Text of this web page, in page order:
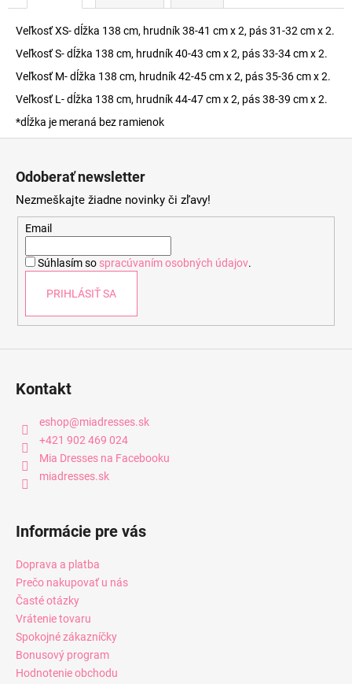
Veľkosť XS- dĺžka 138 cm, hrudník 38-41 cm x 2, pás 31-32 cm x 2.
Veľkosť S- dĺžka 138 cm, hrudník 40-43 cm x 2, pás 33-34 cm x 2.
Veľkosť M- dĺžka 138 cm, hrudník 42-45 cm x 2, pás 35-36 cm x 2.
Veľkosť L- dĺžka 138 cm, hrudník 44-47 cm x 2, pás 38-39 cm x 2.
*dĺžka je meraná bez ramienok
Odoberať newsletter
Nezmeškajte žiadne novinky či zľavy!
Email
Súhlasím so spracúvaním osobných údajov.
PRIHLÁSIŤ SA
Kontakt
eshop@miadresses.sk
+421 902 469 024
Mia Dresses na Facebooku
miadresses.sk
Informácie pre vás
Doprava a platba
Prečo nakupovať u nás
Časté otázky
Vrátenie tovaru
Spokojné zákazníčky
Bonusový program
Hodnotenie obchodu